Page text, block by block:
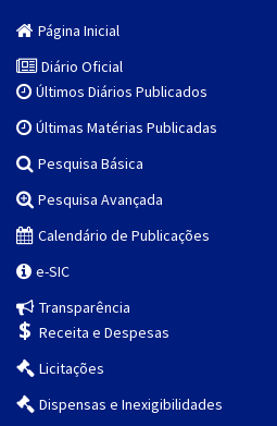
Página Inicial
Diário Oficial
Últimos Diários Publicados
Últimas Matérias Publicadas
Pesquisa Básica
Pesquisa Avançada
Calendário de Publicações
e-SIC
Transparência
Receita e Despesas
Licitações
Dispensas e Inexigibilidades